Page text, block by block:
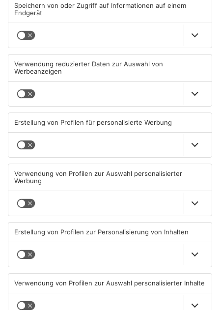
Mehr aus Kreis
Aschaffenburg
Goldbach kürt seine besten
ASCHAFFENBURG
TOPNEWS
Wir feiern 25 Jahre
08.08.2026, 00:05 UHR IN KREIS
ASCHAFFENBURG
Kahlgrund-Gemeinden
wollen künftig enger
zusammenarbeiten
Kein Abschlussfeuerwerk
beim Alzenauer Stadtfest